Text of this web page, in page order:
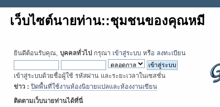
เว็บไซต์นายท่าน::ชุมชนของคุณหมี
ยินดีต้อนรับคุณ, บุคคลทั่วไป กรุณา เข้าสู่ระบบ หรือ ลงทะเบียน
เข้าสู่ระบบด้วยชื่อผู้ใช้ รหัสผ่าน และระยะเวลาในเซสชั่น
ข่าว : ปิดพื้นที่ใช้งานห้องนิยายแปลและห้องงานเขียน
ติดตามเว็บนายท่านได้ที่นี่